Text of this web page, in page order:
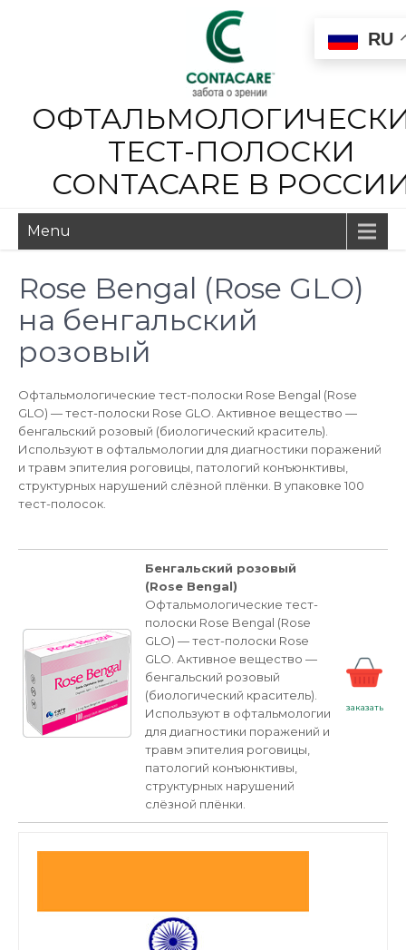
ТЕСТ-ПОЛОСКИ
CONTACARE В
Menu
Rose Bengal (Rose GLO)
на бенгальский
розовый
Офтальмологические тест-полоски Rose Bengal (Rose
GLO) — тест-полоски Rose GLO. Активное вещество —
бенгальский розовый (биологический краситель).
Используют в офтальмологии для диагностики поражений
и травм эпителия роговицы, патологий конъюнктивы,
структурных нарушений слёзной плёнки. В упаковке 100
тест-полосок.
Бенгальский розовый
(Rose Bengal)
Офтальмологические тест-
полоски Rose Bengal (Rose
GLO) — тест-полоски Rose
GLO. Активное вещество —
бенгальский розовый
(биологический краситель).
Используют в офтальмологии
для диагностики поражений и
травм эпителия роговицы,
патологий конъюнктивы,
структурных нарушений
слёзной плёнки.
заказать
RU